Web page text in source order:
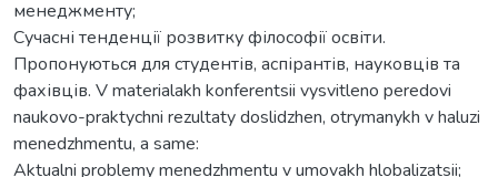
менеджменту;
Сучасні тенденції розвитку філософії освіти.
Пропонуються для студентів, аспірантів, науковців та
фахівців. V materialakh konferentsii vysvitleno peredovi
naukovo-praktychni rezultaty doslidzhen, otrymanykh v haluzi
menedzhmentu, a same:
Aktualni problemy menedzhmentu v umovakh hlobalizatsii;